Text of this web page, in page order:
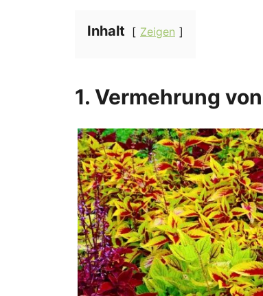
Inhalt Zeigen
1. Vermehrung